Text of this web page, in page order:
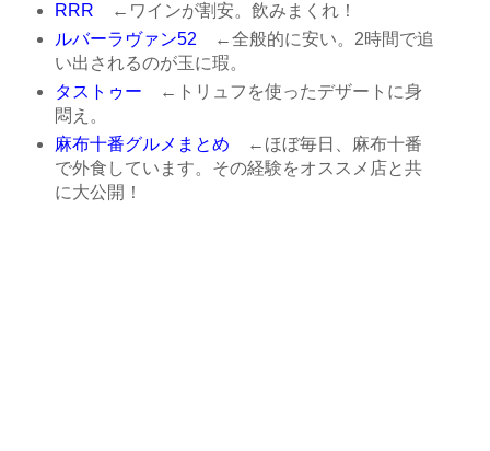
RRR ←ワインが割安。飲みまくれ！
ルバーラヴァン52 ←全般的に安い。2時間で追
い出されるのが玉に瑕。
タストゥー ←トリュフを使ったデザートに身
悶え。
麻布十番グルメまとめ ←ほぼ毎日、麻布十番
で外食しています。その経験をオススメ店と共
に大公開！